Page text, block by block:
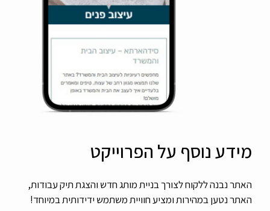
מידע נוסף על הפרוייקט
האתר נבנה ללקוח לצורך בניית מותג חדש והצגת תיק עבודות,
האתר נטען במהירות ומציע חוויית משתמש ידידותית במיוחד!